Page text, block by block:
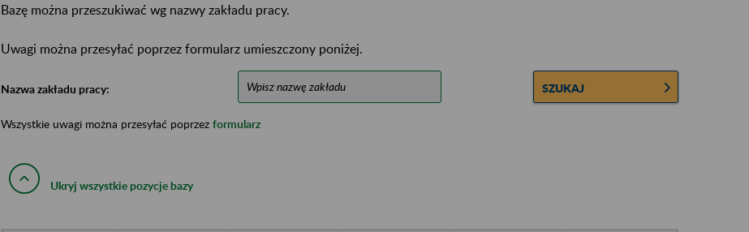
Bazę można przeszukiwać wg nazwy zakładu pracy.
Uwagi można przesyłać poprzez formularz umieszczony poniżej.
Nazwa zakładu pracy: SZUKAJ
Wszystkie uwagi można przesyłać poprzez formularz
Ukryj wszystkie pozycje bazy